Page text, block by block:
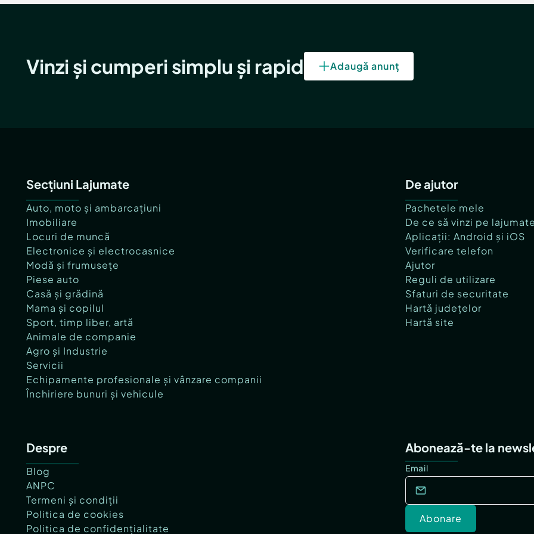
Vinzi și cumperi simplu și rapid Adaugă anunț
Secțiuni Lajumate
Auto, moto și ambarcațiuni
Imobiliare
Locuri de muncă
Electronice și electrocasnice
Modă și frumusețe
Piese auto
Casă și grădină
Mama și copilul
Sport, timp liber, artă
Animale de companie
Agro și Industrie
Servicii
Echipamente profesionale și vânzare companii
Închiriere bunuri și vehicule
De ajutor
Pachetele mele
De ce să vinzi pe
Aplicații: Android și iOS
Verificare telefon
Ajutor
Reguli de utilizare
Sfaturi de securitate
Hartă județelor
Hartă site
Despre
Blog
ANPC
Termeni și condiții
Politica de cookies
Politica de confidențialitate
Abonează-te la
Email
Abonare